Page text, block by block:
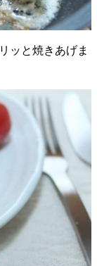
ッと焼きあげま